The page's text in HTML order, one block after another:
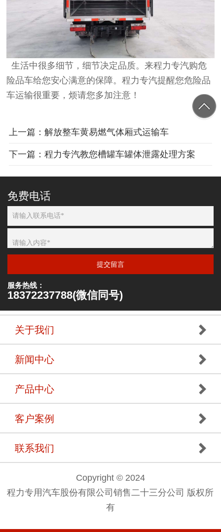
生活中很多细节，细节决定品质。来程力专汽购危
险品车给您安心满意的保障。程力专汽提醒您危险品
车运输很重要，烦请您多加注意！
上一篇：解放整车黄易燃气体厢式运输车
下一篇：程力专汽教您槽罐车罐体泄露处理方案
免费电话
提交留言
服务热线：
18372237788(微信同号)
关于我们
新闻中心
产品中心
客户案例
联系我们
Copyright © 2024
程力专用汽车股份有限公司销售二十三分公司 版权所
有